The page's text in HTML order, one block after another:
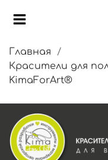
Главная
Красители для
KimaForArt®